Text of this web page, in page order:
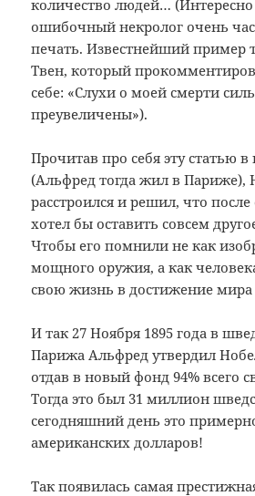
количество людей… (Интересно
ошибочный некролог очень
печать. Известнейший
Твен, который
себе: «Слухи о моей смерти
преувеличены»).
Прочитав про себя эту статью в
(Альфред тогда жил в Париже),
расстроился и решил, что
хотел бы оставить совсем
Чтобы его помнили не как
мощного оружия, а как
свою жизнь в достижение мира
И так 27 Ноября 1895 года в
Парижа Альфред утвердил
отдав в новый фонд 94% всего
Тогда это был 31 миллион
сегодняшний день это
американских долларов!
Так появилась самая